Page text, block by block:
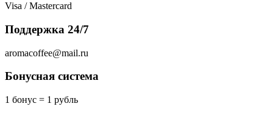
Visa / Mastercard
Поддержка 24/7
aromacoffee@mail.ru
Бонусная система
1 бонус = 1 рубль